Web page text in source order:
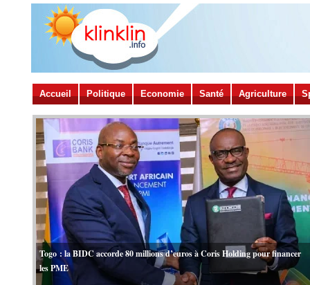
Accueil Politique Economie Santé Agriculture
Togo : la BIDC accorde 80 millions d’euros à Coris Holding pour financer
les PME